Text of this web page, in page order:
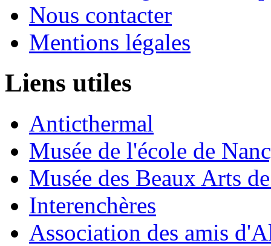
Nous contacter
Mentions légales
Liens utiles
Anticthermal
Musée de l'école de
Musée des Beaux Arts
Interenchères
Association des amis